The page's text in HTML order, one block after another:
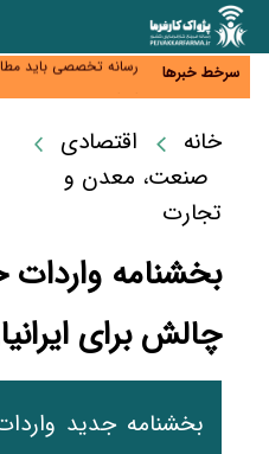
سرخط خبرها
هشدار درباره کاهش
رسانه تخصصی باید
سرلوحه کار خود قرار
به چه قیمتی؟
سفارش همچنان متوقف
خانه
اقتصادی
صنعت، معدن و
تجارت
بخشنامه واردات
چالش برای
بخشنامه جدید